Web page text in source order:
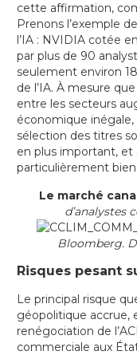
cette affirmation,
Prenons l’exemple
l’IA : NVIDIA cotée
par plus de 90
seulement environ
de l’IA. À mesure
entre les secteurs
économique
sélection des titres
en plus important, et
particulièrement
Le marché
d’analystes
Bloomberg.
Risques pesant
Le principal risque
géopolitique accrue,
renégociation de
commerciale aux